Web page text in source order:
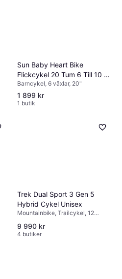
Sun Baby Heart Bike
Flickcykel 20 Tum 6 Till 10 År
Barncykel
Barncykel, 6 växlar, 20"
1 899 kr
1 butik
Trek Dual Sport 3 Gen 5
Hybrid Cykel Unisex
Mountainbike, Trailcykel, 12
9 990 kr
4 butiker